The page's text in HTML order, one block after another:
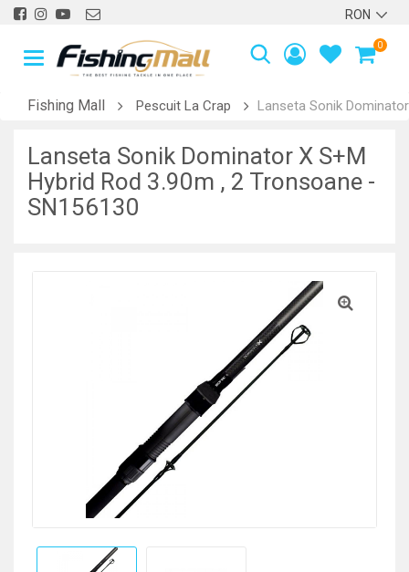
0
Fishing Mall Pescuit La Crap Lanseta Sonik
Lanseta Sonik Dominator X S+M
Hybrid Rod 3.90m , 2 Tronsoane -
SN156130